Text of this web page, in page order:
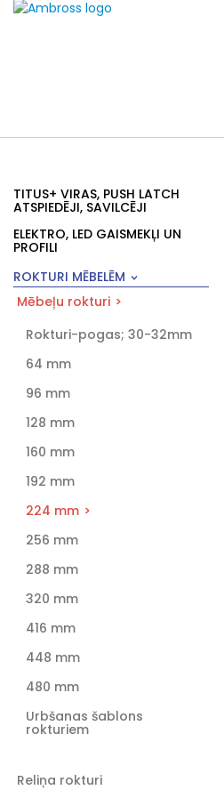
TITUS+ VIRAS, PUSH LATCH
ATSPIEDĒJI, SAVILCĒJI
ELEKTRO, LED GAISMEKĻI UN
PROFILI
ROKTURI MĒBELĒM
Mēbeļu rokturi
Rokturi-pogas; 30-32mm
64 mm
96 mm
128 mm
160 mm
192 mm
224 mm
256 mm
288 mm
320 mm
416 mm
448 mm
480 mm
Urbšanas šablons
rokturiem
Reliņa rokturi